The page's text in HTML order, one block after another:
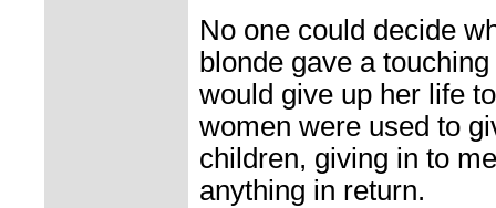
No one could decide
blonde gave a
would give up her life
women were used to
children, giving in to
anything in return.